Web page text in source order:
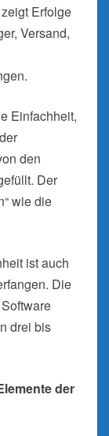
Erfolge
Versand,
Einfachheit,
den
Der
wie die
ist auch
Die
drei bis
der